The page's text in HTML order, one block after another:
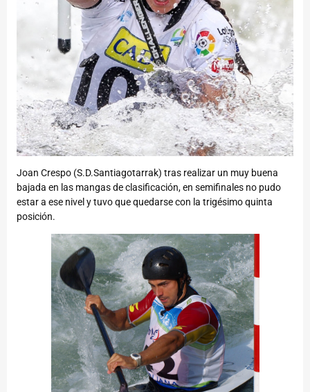
Joan Crespo (S.D.Santiagotarrak) tras realizar un muy buena
bajada en las mangas de clasificación, en semifinales no pudo
estar a ese nivel y tuvo que quedarse con la trigésimo quinta
posición.